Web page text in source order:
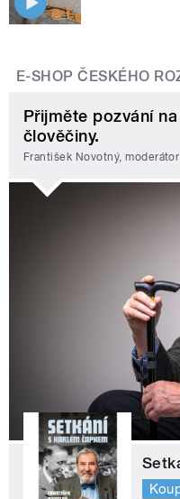
E-SHOP ČESKÉHO
Přijměte pozvání
člověčiny.
František Novotný, moderátor